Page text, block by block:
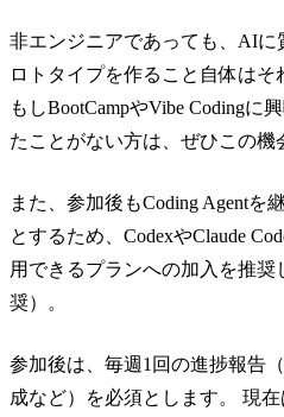
非エンジニアであっても、AI
ロトタイプを作ること自体はそ
もしBootCampやVibe Codingに
たことがない方は、ぜひこの機
また、参加後もCoding Agentを
とするため、CodexやClaude
用できるプランへの加入を推奨
奨）。
参加後は、毎週1回の進捗報告
成など）を必須とします。 現